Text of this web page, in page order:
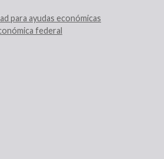
para ayudas económicas
federal